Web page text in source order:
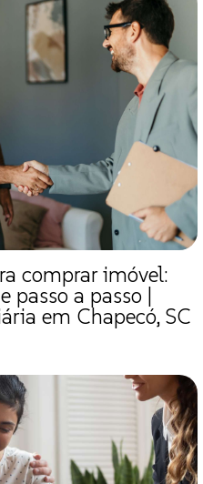
comprar imóvel:
passo a passo |
em Chapecó, SC